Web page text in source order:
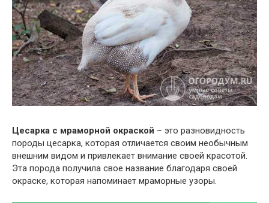
Цесарка с мраморной окраской – это разновидность
породы цесарка, которая отличается своим необычным
внешним видом и привлекает внимание своей красотой.
Эта порода получила свое название благодаря своей
окраске, которая напоминает мраморные узоры.